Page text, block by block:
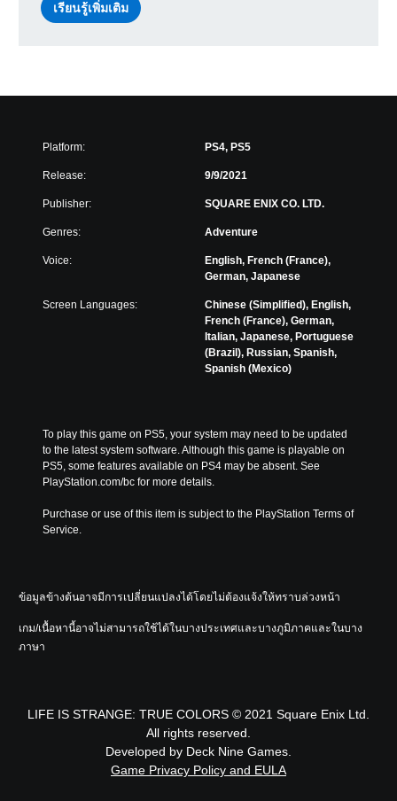
เรียนรู้เพิ่มเติม
Platform: PS4, PS5
Release: 9/9/2021
Publisher: SQUARE ENIX CO. LTD.
Genres: Adventure
Voice:
English, French (France),
German, Japanese
Screen Languages:
Chinese (Simplified), English,
French (France), German,
Italian, Japanese, Portuguese
(Brazil), Russian, Spanish,
Spanish (Mexico)
To play this game on PS5, your system may need to be updated
to the latest system software. Although this game is playable on
PS5, some features available on PS4 may be absent. See
PlayStation.com/bc for more details.
Purchase or use of this item is subject to the PlayStation Terms of
Service.
ข้อมูลข้างต้นอาจมีการเปลี่ยนแปลงได้โดยไม่ต้องแจ้งให้ทราบล่วงหน้า
เกม/เนื้อหานี้อาจไม่สามารถใช้ได้ในบางประเทศและบางภูมิภาคและในบาง
ภาษา
LIFE IS STRANGE: TRUE COLORS © 2021 Square Enix Ltd.
All rights reserved.
Developed by Deck Nine Games.
Game Privacy Policy and EULA